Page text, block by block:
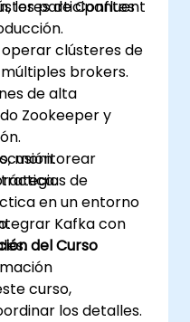
de Confluent
los participantes
clústeres de
brokers.
de alta
Zookeeper y
monitorear
de
Kafka con
en un entorno
del Curso
curso,
los detalles.